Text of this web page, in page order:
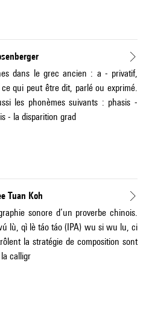
dans le grec ancien : a - privatif,
qui peut être dit, parlé ou exprimé.
les phonèmes suivants : phasis -
- la disparition grad
Tuan Koh
sonore d’un proverbe chinois.
lù, qì lè táo táo (IPA) wu si wu lu, ci
la stratégie de composition sont
calligr